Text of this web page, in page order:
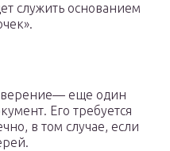
служить основанием
еще один
Его требуется
в том случае, если